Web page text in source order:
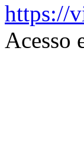
https://
Acesso